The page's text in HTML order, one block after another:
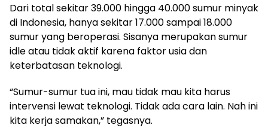
Dari total sekitar 39.000 hingga 40.000 sumur minyak
di Indonesia, hanya sekitar 17.000 sampai 18.000
sumur yang beroperasi. Sisanya merupakan sumur
idle atau tidak aktif karena faktor usia dan
keterbatasan teknologi.
“Sumur-sumur tua ini, mau tidak mau kita harus
intervensi lewat teknologi. Tidak ada cara lain. Nah ini
kita kerja samakan,” tegasnya.